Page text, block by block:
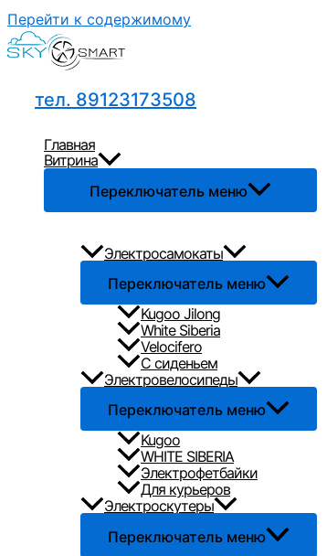
Перейти к содержимому
тел. 89123173508
Главная
Витрина
Переключатель меню
Электросамокаты
Переключатель меню
Kugoo Jilong
White Siberia
Velocifero
С сиденьем
Электровелосипеды
Переключатель меню
Kugoo
WHITE SIBERIA
Электрофетбайки
Для курьеров
Электроскутеры
Переключатель меню